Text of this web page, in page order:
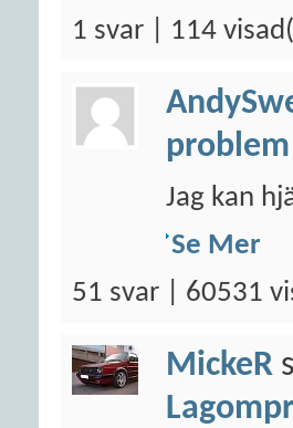
1 svar | 114
Jag kan
Se Mer
51 svar | 60531
MickeR